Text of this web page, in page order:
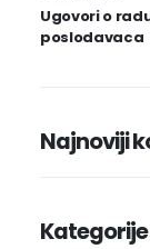
Ugovori o
poslodavaca
Najnoviji
Kategorije